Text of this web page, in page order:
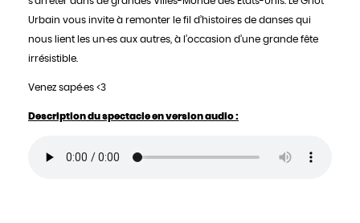
Urbain vous invite à remonter le fil d’histoires de danses qui
nous lient les un·es aux autres, à l’occasion d’une grande fête
irrésistible.
Venez sapé·es <3
Description du spectacle en version audio :